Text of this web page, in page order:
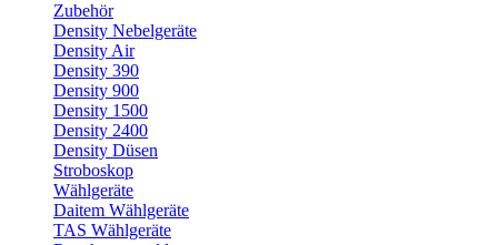
Zubehör
Density Nebelgeräte
Density Air
Density 390
Density 900
Density 1500
Density 2400
Density Düsen
Stroboskop
Wählgeräte
Daitem Wählgeräte
TAS Wählgeräte